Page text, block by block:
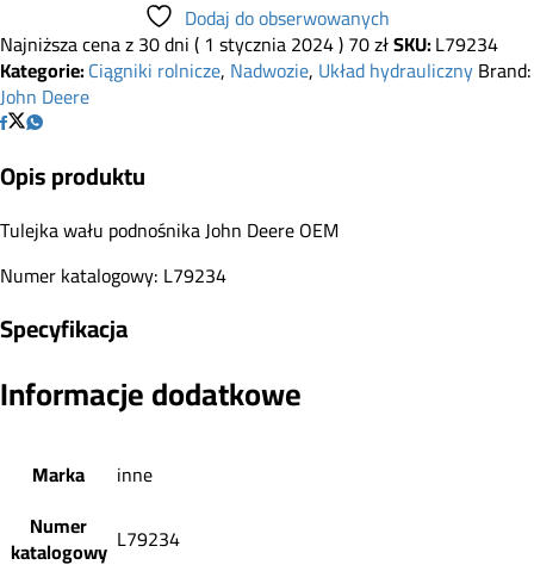
Dodaj do obserwowanych
Najniższa cena z 30 dni (1 stycznia 2024)70złSKU:L79234
Kategorie:Ciągniki rolnicze, Nadwozie, Układ hydraulicznyBrand:
John Deere
Opis produktu
Tulejka wału podnośnika John Deere OEM
Numer katalogowy: L79234
Specyfikacja
Informacje dodatkowe
Marka
inne
Numer
katalogowy L79234